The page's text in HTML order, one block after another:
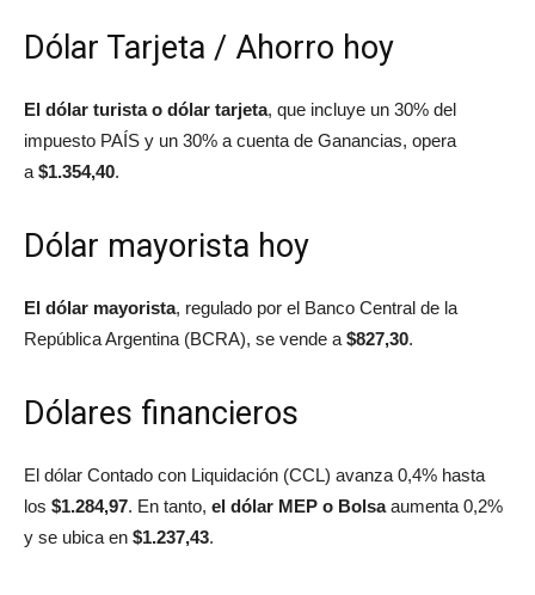
Dólar Tarjeta / Ahorro hoy
El dólar turista o dólar tarjeta, que incluye un 30% del
impuesto PAÍS y un 30% a cuenta de Ganancias, opera
a$1.354,40.
Dólar mayorista hoy
El dólar mayorista, regulado por el Banco Central de la
República Argentina (BCRA), se vende a$827,30.
Dólares financieros
El dólar Contado con Liquidación (CCL) avanza 0,4% hasta
los $1.284,97. En tanto, el dólar MEP o Bolsaaumenta 0,2%
y se ubica en $1.237,43.